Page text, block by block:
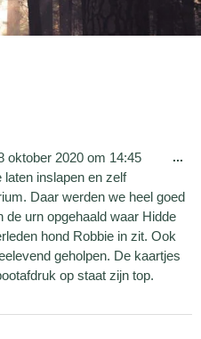
oktober 2020 om 14:45
inslapen en zelf
Daar werden we heel goed
de urn opgehaald waar Hidde
hond Robbie in zit. Ook
geholpen. De kaartjes
op staat zijn top.
...